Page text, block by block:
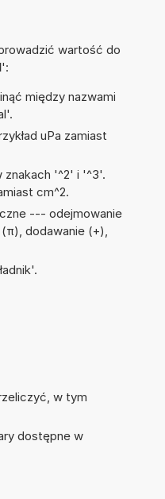
wartość do
':
między nazwami
uPa zamiast
znakach '^2' i '^3'.
cm^2.
--- odejmowanie
dodawanie (+),
w tym
dostępne w